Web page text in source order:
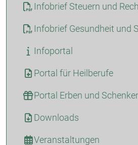
Infobrief Steuern und
Infobrief Gesundheit und
Infoportal
Portal für Heilberufe
Portal Erben und
Downloads
Veranstaltungen